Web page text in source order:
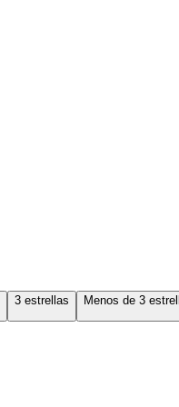
3 estrellas Menos de 3